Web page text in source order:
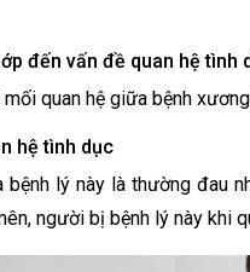
đến vấn đề quan hệ tình
quan hệ giữa bệnh
hệ tình dục
lý này là thường đau
người bị bệnh lý này